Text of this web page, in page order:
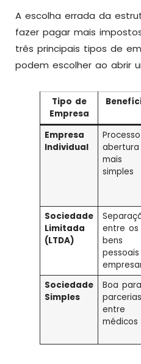
A escolha errada da
fazer pagar mais
três principais tipos de
podem escolher ao abrir
Tipo de
Empresa
Empresa
Individual
abertura
mais
simples
Sociedade
Limitada
(LTDA)
entre os
bens
Sociedade
Simples
Boa para
parcerias
entre
médicos